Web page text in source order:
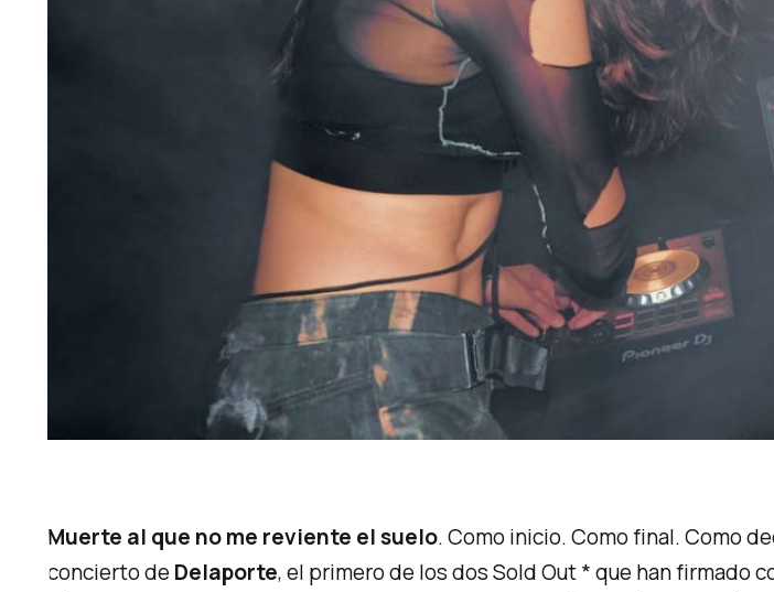
Muerte al que no me reviente el suelo. Como inicio. Como final. Como
concierto de Delaporte, el primero de los dosSold Out * que han firmado